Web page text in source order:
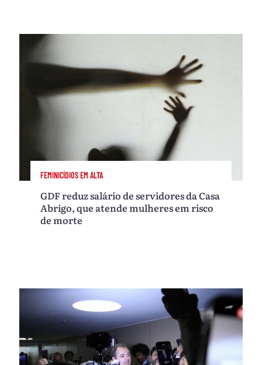
FEMINICÍDIOS EM ALTA
GDF reduz salário de servidores da Casa
Abrigo, que atende mulheres em risco
de morte